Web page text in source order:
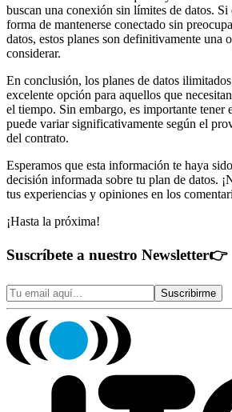
buscan una conexión sin límites de datos. Si
forma de mantenerse conectado sin
datos, estos planes son definitivamente una
considerar.
En conclusión, los planes de datos
excelente opción para aquellos que
el tiempo. Sin embargo, es importante tener
puede variar significativamente según el
del contrato.
Esperamos que esta información te haya
decisión informada sobre tu plan de datos.
tus experiencias y opiniones en los
¡Hasta la próxima!
Suscríbete a nuestro Newsletter👉
Suscribirme